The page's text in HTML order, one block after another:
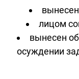
лицом
вынесен
осуждении